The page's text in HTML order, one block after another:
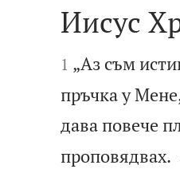

Иисус

1 „Аз съм
пръчка у
дава повече
проповядвах.